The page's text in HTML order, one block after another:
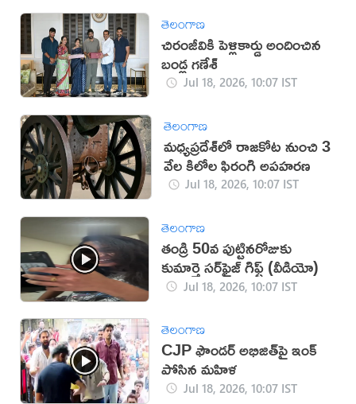
తెలంగాణ
చిరంజీవికి పెళ్లికార్డు అందించిన
బండ్ల గణేశ్
Jul 18, 2026, 10:07 IST
తెలంగాణ
మధ్యప్రదేశ్‌లో రాజకోట నుంచి 3
వేల కిలోల ఫిరంగి అపహరణ
Jul 18, 2026, 10:07 IST
తెలంగాణ
తండ్రి 50వ పుట్టినరోజుకు
కుమార్తె సర్‌ఫ్రైజ్ గిఫ్ట్ (వీడియో)
Jul 18, 2026, 10:07 IST
తెలంగాణ
CJP ఫౌండర్ అభిజిత్‌పై ఇంక్
పోసిన మహిళ
Jul 18, 2026, 10:07 IST